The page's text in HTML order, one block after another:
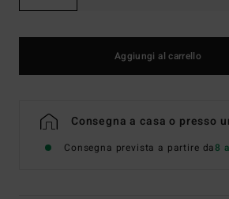
Aggiungi al carrello
Consegna a casa o presso
Consegna prevista a partire da8